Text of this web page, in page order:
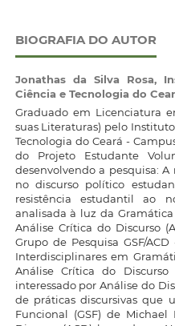
BIOGRAFIA DO AUTOR
Jonathas da Silva Rosa,
Ciência e Tecnologia do
Graduado em Licenciatura
suas Literaturas) pelo
Tecnologia do Ceará -
do Projeto Estudante
desenvolvendo a pesquisa: A
no discurso político
resistência estudantil ao
analisada à luz da
Análise Crítica do Discurso
Grupo de Pesquisa GSF/
Interdisciplinares em
Análise Crítica do Discurso
interessado por Análise do
de práticas discursivas que
Funcional (GSF) de